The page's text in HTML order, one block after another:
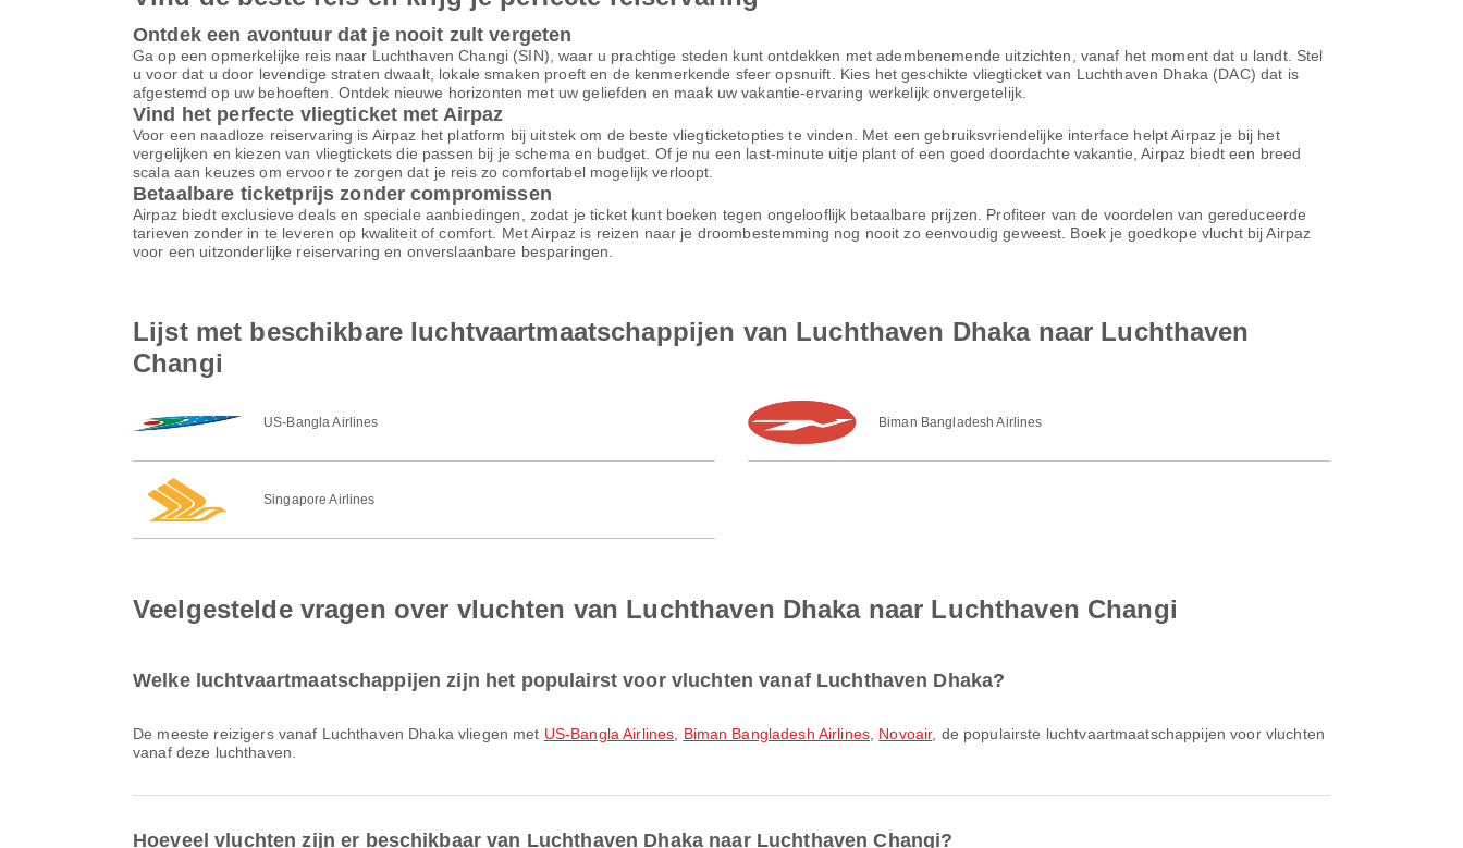
Ontdek een avontuur dat je nooit zult vergeten
Ga op een opmerkelijke reis naar Luchthaven Changi (SIN), waar u prachtige steden kunt ontdekken met adembenemende uitzichten, vanaf het moment dat u landt. Stel
u voor dat u door levendige straten dwaalt, lokale smaken proeft en de kenmerkende sfeer opsnuift. Kies het geschikte vliegticket van Luchthaven Dhaka (DAC) dat is
afgestemd op uw behoeften. Ontdek nieuwe horizonten met uw geliefden en maak uw vakantie-ervaring werkelijk onvergetelijk.
Vind het perfecte vliegticket met Airpaz
Voor een naadloze reiservaring is Airpaz het platform bij uitstek om de beste vliegticketopties te vinden. Met een gebruiksvriendelijke interface helpt Airpaz je bij het
vergelijken en kiezen van vliegtickets die passen bij je schema en budget. Of je nu een last-minute uitje plant of een goed doordachte vakantie, Airpaz biedt een breed
scala aan keuzes om ervoor te zorgen dat je reis zo comfortabel mogelijk verloopt.
Betaalbare ticketprijs zonder compromissen
Airpaz biedt exclusieve deals en speciale aanbiedingen, zodat je ticket kunt boeken tegen ongelooflijk betaalbare prijzen. Profiteer van de voordelen van gereduceerde
tarieven zonder in te leveren op kwaliteit of comfort. Met Airpaz is reizen naar je droombestemming nog nooit zo eenvoudig geweest. Boek je goedkope vlucht bij Airpaz
voor een uitzonderlijke reiservaring en onverslaanbare besparingen.
Lijst met beschikbare luchtvaartmaatschappijen van Luchthaven Dhaka naar Luchthaven
Changi
US-Bangla Airlines Biman Bangladesh Airlines
Singapore Airlines
Veelgestelde vragen over vluchten van Luchthaven Dhaka naar Luchthaven Changi
Welke luchtvaartmaatschappijen zijn het populairst voor vluchten vanaf Luchthaven Dhaka?
De meeste reizigers vanaf Luchthaven Dhaka vliegen met US-Bangla Airlines Biman Bangladesh Airlines Novoair, de populairste luchtvaartmaatschappijen voor vluchten
vanaf deze luchthaven.
Hoeveel vluchten zijn er beschikbaar van Luchthaven Dhaka naar Luchthaven Changi?